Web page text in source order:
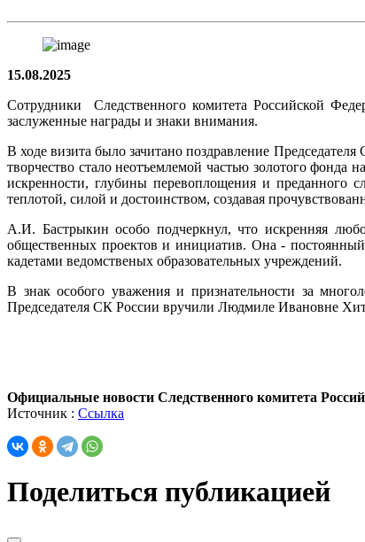
15.08.2025
Сотрудники Следственного комитета Российской
заслуженные награды и знаки внимания.
В ходе визита было зачитано поздравление
творчество стало неотъемлемой частью золотого фонда
искренности, глубины перевоплощения и
теплотой, силой и достоинством, создавая
А.И. Бастрыкин особо подчеркнул, что искренняя
общественных проектов и инициатив. Она -
кадетами ведомственых образовательных учреждений.
В знак особого уважения и признательности за
Председателя СК России вручили Людмиле Ивановне
Официальные новости Следственного комитета
Источник : Ссылка
Поделиться публикацией